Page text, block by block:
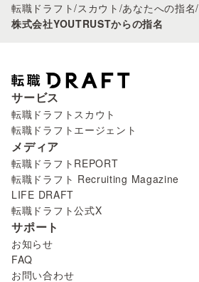
転職ドラフト/スカウト /あなたへの指名/
株式会社YOUTRUSTからの指名
サービス
転職ドラフトスカウト
転職ドラフトエージェント
メディア
転職ドラフトREPORT
転職ドラフト Recruiting Magazine
LIFE DRAFT
転職ドラフト公式X
サポート
お知らせ
FAQ
お問い合わせ